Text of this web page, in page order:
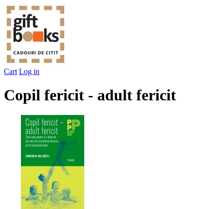
Cart Log in
Copil fericit - adult fericit